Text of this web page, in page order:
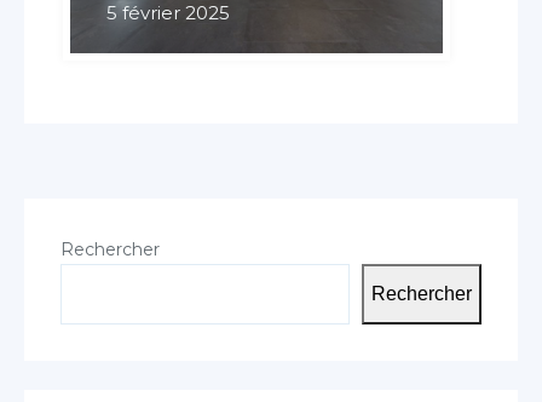
5 février 2025
Rechercher
Rechercher